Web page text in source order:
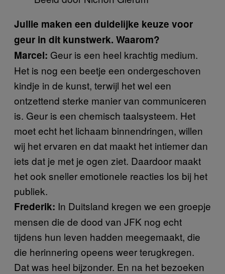
Jullie maken een duidelijke keuze voor
geur in dit kunstwerk. Waarom?
Marcel: Geur is een heel krachtig medium.
Het is nog een beetje een ondergeschoven
kindje in de kunst, terwijl het wel een
ontzettend sterke manier van communiceren
is. Geur is een chemisch taalsysteem. Het
moet echt het lichaam binnendringen, willen
wij het ervaren en dat maakt het intiemer dan
iets dat je met je ogen ziet. Daardoor maakt
het ook sneller emotionele reacties los bij het
publiek.
Frederik: In Duitsland kregen we een groepje
mensen die de dood van JFK nog echt
tijdens hun leven hadden meegemaakt, die
die herinnering opeens weer terugkregen.
Dat was heel bijzonder. En na het bezoeken